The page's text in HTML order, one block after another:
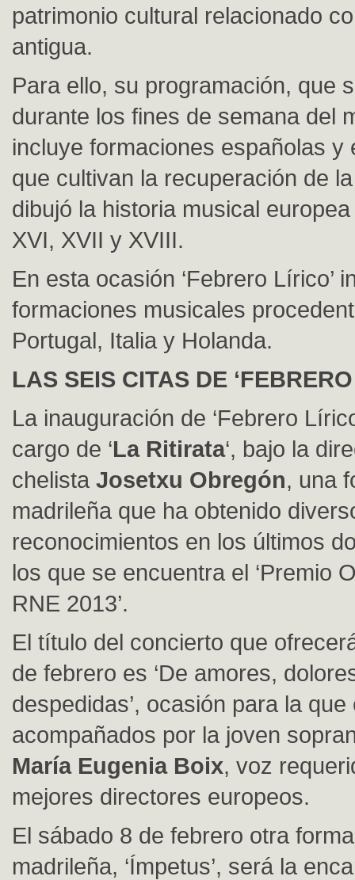
patrimonio cultural relacionado
antigua.
Para ello, su programación, que
durante los fines de semana del
incluye formaciones españolas y
que cultivan la recuperación de
dibujó la historia musical
XVI, XVII y XVIII.
En esta ocasión ‘Febrero Lírico’
formaciones musicales
Portugal, Italia y Holanda.
LAS SEIS CITAS DE
La inauguración de ‘Febrero
cargo de ‘La Ritirata‘, bajo la
chelista Josetxu Obregón, una
madrileña que ha obtenido
reconocimientos en los últimos
los que se encuentra el ‘Premio
RNE 2013’.
El título del concierto que
de febrero es ‘De amores,
despedidas’, ocasión para la que
acompañados por la joven
María Eugenia Boix, voz
mejores directores europeos.
El sábado 8 de febrero otra
madrileña, ‘Ímpetus’, será la